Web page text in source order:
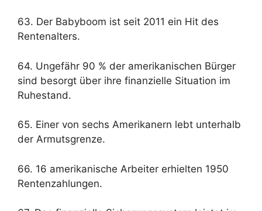
63. Der Babyboom ist seit 2011 ein Hit des
Rentenalters.
64. Ungefähr 90 % der amerikanischen Bürger
sind besorgt über ihre finanzielle Situation im
Ruhestand.
65. Einer von sechs Amerikanern lebt unterhalb
der Armutsgrenze.
66. 16 amerikanische Arbeiter erhielten 1950
Rentenzahlungen.